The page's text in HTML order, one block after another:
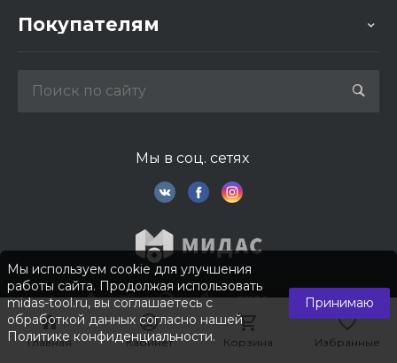
Главная Кабинет Корзина Избранные
Главная Кабинет Корзина Избранные
Покупателям
Мы в соц. сетях
© 2026 © Компания «Мидас». Все права защищены.
Мы используем cookie для улучшения
работы сайта. Продолжая использовать
midas-tool.ru, вы соглашаетесь с
обработкой данных согласно нашей
Политике конфиденциальности.
Принимаю